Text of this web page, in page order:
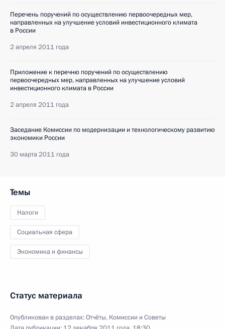
Перечень поручений по осуществлению первоочередных мер,
направленных на улучшение условий инвестиционного климата
в России
2 апреля 2011 года
Приложение к перечню поручений по осуществлению
первоочередных мер, направленных на улучшение условий
инвестиционного климата в России
2 апреля 2011 года
Заседание Комиссии по модернизации и технологическому развитию
экономики России
30 марта 2011 года
Темы
Налоги
Социальная сфера
Экономика и финансы
Статус материала
Опубликован в разделах:Отчёты, Комиссии и Советы